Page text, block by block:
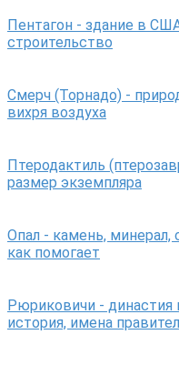
Пентагон - здание в
строительство
Смерч (Торнадо) -
вихря воздуха
Птеродактиль
размер экземпляра
Опал - камень,
как помогает
Рюриковичи - династия
история, имена